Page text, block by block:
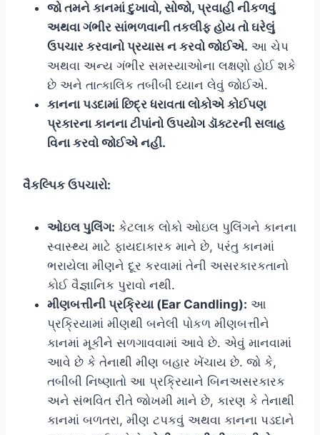
જો તમને કાનમાં દુખાવો, સોજો, પ્રવાહી નીકળવું
અથવા ગંભીર સાંભળવાની તકલીફ હોય તો ઘરેલું
ઉપચાર કરવાનો પ્રયાસ ન કરવો જોઈએ. આ ચેપ
અથવા અન્ય ગંભીર સમસ્યાઓના લક્ષણો હોઈ શકે
છે અને તાત્કાલિક તબીબી ધ્યાન લેવું જોઈએ.
કાનના પડદામાં છિદ્ર ધરાવતા લોકોએ કોઈપણ
પ્રકારના કાનના ટીપાંનો ઉપયોગ ડૉક્ટરની સલાહ
વિના કરવો જોઈએ નહીં.
વૈકલ્પિક ઉપચારો:
ઓઇલ પુલિંગ: કેટલાક લોકો ઓઇલ પુલિંગને કાનના
સ્વાસ્થ્ય માટે ફાયદાકારક માને છે, પરંતુ કાનમાં
ભરાયેલા મીણને દૂર કરવામાં તેની અસરકારકતાનો
કોઈ વૈજ્ઞાનિક પુરાવો નથી.
મીણબત્તીની પ્રક્રિયા (Ear Candling): આ
પ્રક્રિયામાં મીણથી બનેલી પોકળ મીણબત્તીને
કાનમાં મૂકીને સળગાવવામાં આવે છે. એવું માનવામાં
આવે છે કે તેનાથી મીણ બહાર ખેંચાય છે. જો કે,
તબીબી નિષ્ણાતો આ પ્રક્રિયાને બિનઅસરકારક
અને સંભવિત રીતે જોખમી માને છે, કારણ કે તેનાથી
કાનમાં બળતરા, મીણ ટપકવું અથવા કાનના પડદાને